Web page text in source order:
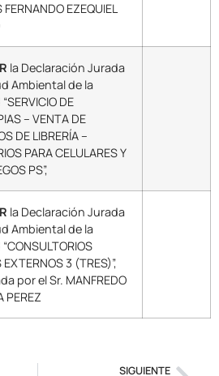
FERNANDO EZEQUIEL
la Declaración Jurada
Ambiental de la
DE
– VENTA DE
DE LIBRERÍA –
PARA CELULARES Y
PS”,
la Declaración Jurada
Ambiental de la
EXTERNOS 3 (TRES)”,
por el Sr. MANFREDO
PEREZ
SIGUIENTE